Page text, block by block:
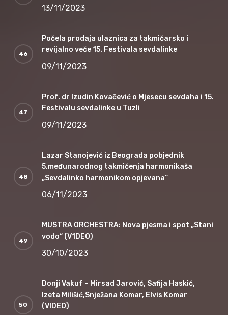
13/11/2023
Počela prodaja ulaznica za takmičarsko i
revijalno veče 15. Festivala sevdalinke
09/11/2023
Prof. dr Izudin Kovačević o Mjesecu sevdaha i 15.
Festivalu sevdalinke u Tuzli
09/11/2023
Lazar Stanojević iz Beograda pobjednik
5.međunarodnog takmičenja harmonikaša
„Sevdalinko harmonikom opjevana“
06/11/2023
MUSTRA ORCHESTRA: Nova pjesma i spot „Stani
vodo“ (V1DEO)
30/10/2023
Donji Vakuf – Mirsad Jarović, Safija Haskić,
Izeta Milišić,Snježana Komar, Elvis Komar
(VIDEO)